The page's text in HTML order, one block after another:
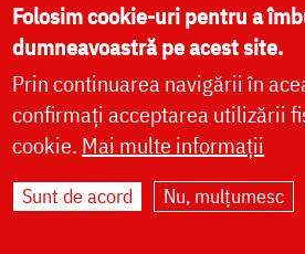
citește mai mult
Folosim cookie-uri pentru a
dumneavoastră pe acest site.
Prin continuarea navigării în
confirmați acceptarea utilizării
cookie. Mai multe informații
Sunt de acord Nu, mulțumesc